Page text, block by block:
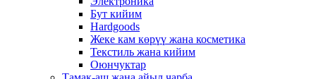
Бут кийим
Hardgoods
Жеке кам көрүү жана косметика
Текстиль жана кийим
Оюнчуктар